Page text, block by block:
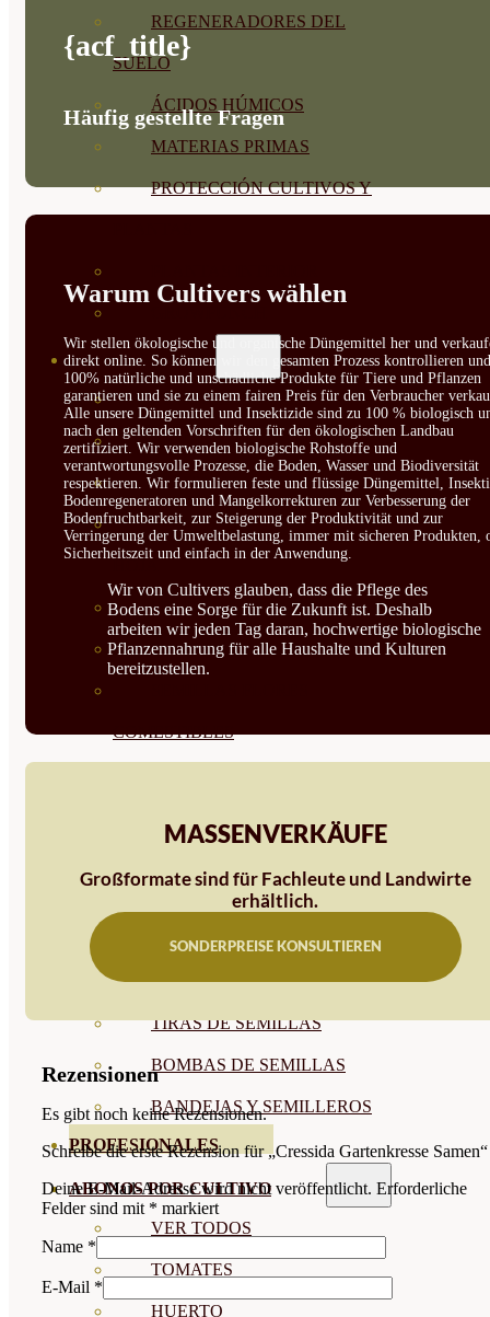
REGENERADORES DEL
SUELO
ÁCIDOS HÚMICOS
MATERIAS PRIMAS
PROTECCIÓN CULTIVOS Y
SEMILLAS
VER TODAS
BIODINÁMICAS DEMETER
HORTALIZA FRUTO
SEMILLAS HORTALIZA DE
SEMILLAS AROMÁTICAS
SEMILLAS FLORES
COMESTIBLES
SEMILLAS LEGUMINOSAS
MICROGREEN
CUBIERTAS VEGETALES
TIRAS DE SEMILLAS
BOMBAS DE SEMILLAS
BANDEJAS Y SEMILLEROS
PROFESIONALES
ABONOS POR CULTIVO
VER TODOS
TOMATES
HUERTO
{acf_title}
Häufig gestellte Fragen
Warum Cultivers wählen
Wir stellen ökologische und organische Düngemittel her und
direkt online. So können wir den gesamten Prozess kontrollieren und
100% natürliche und unschädliche Produkte für Tiere und Pflanzen
garantieren und sie zu einem fairen Preis für den Verbraucher
Alle unsere Düngemittel und Insektizide sind zu 100 % biologisch
nach den geltenden Vorschriften für den ökologischen Landbau
zertifiziert. Wir verwenden biologische Rohstoffe und
verantwortungsvolle Prozesse, die Boden, Wasser und Biodiversität
respektieren. Wir formulieren feste und flüssige Düngemittel,
Bodenregeneratoren und Mangelkorrekturen zur Verbesserung der
Bodenfruchtbarkeit, zur Steigerung der Produktivität und zur
Verringerung der Umweltbelastung, immer mit sicheren Produkten,
Sicherheitszeit und einfach in der Anwendung.
Wir von Cultivers glauben, dass die Pflege des
Bodens eine Sorge für die Zukunft ist. Deshalb
arbeiten wir jeden Tag daran, hochwertige biologische
Pflanzennahrung für alle Haushalte und Kulturen
bereitzustellen.
MASSENVERKÄUFE
Großformate sind für Fachleute und Landwirte
erhältlich.
SONDERPREISE KONSULTIEREN
Rezensionen
Es gibt noch keine Rezensionen.
Schreibe die erste Rezension für „Cressida Gartenkresse Samen“
Deine E-Mail-Adresse wird nicht veröffentlicht. Erforderliche
Felder sind mit * markiert
Name *
E-Mail *